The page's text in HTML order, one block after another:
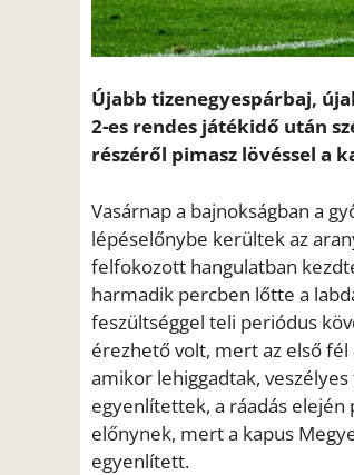
Újabb tizenegyespárbaj,
2-es rendes játékidő után
részéről pimasz lövéssel a
Vasárnap a bajnokságban a
lépéselőnybe kerültek az
felfokozott hangulatban
harmadik percben lőtte a
feszültséggel teli periódus
érezhető volt, mert az első
amikor lehiggadtak,
egyenlítettek, a ráadás elején
előnynek, mert a kapus
egyenlített.